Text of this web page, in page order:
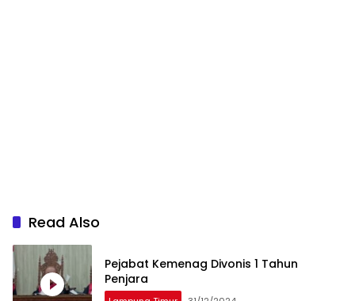
Read Also
Pejabat Kemenag Divonis 1 Tahun
Penjara